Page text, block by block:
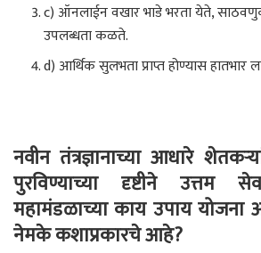
c) ऑनलाईन वखार भाडे भरता येते,
उपलब्धता कळते.
d) आर्थिक सुलभता प्राप्त होण्यास हातभार
नवीन तंत्रज्ञानाच्या आधारे
पुरविण्याच्या दृष्टीने उत्तम
महामंडळाच्या काय उपाय
नेमके कशाप्रकारचे आहे?